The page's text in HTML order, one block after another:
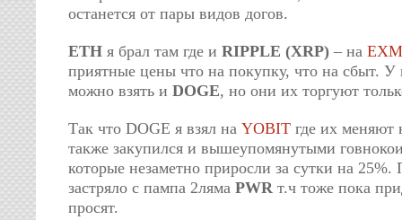
останется от пары видов догов.
ETH я брал там где и RIPPLE (XRP) – на
приятные цены что на покупку, что на сбыт.
можно взять и DOGE, но они их торгуют
Так что DOGE я взял на YOBIT где их меняют
также закупился и вышеупомянутыми
которые незаметно приросли за сутки на
застряло с пампа 2ляма PWR т.ч тоже пока
просят.